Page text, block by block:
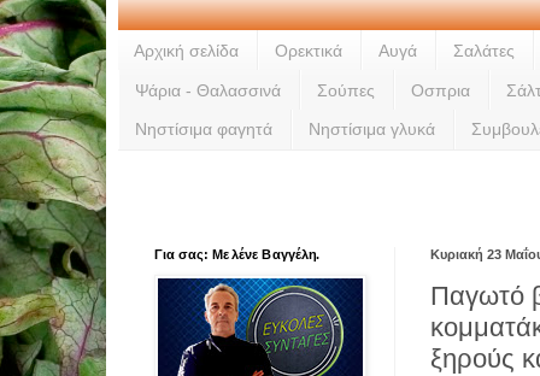
Αρχική σελίδα Ορεκτικά Αυγά Σαλάτες
Ψάρια - Θαλασσινά Σούπες Οσπρια
Νηστίσιμα φαγητά Νηστίσιμα γλυκά
Κυριακή 23
Παγωτό
ξηρούς
Για σας: Με λένε Βαγγέλη.